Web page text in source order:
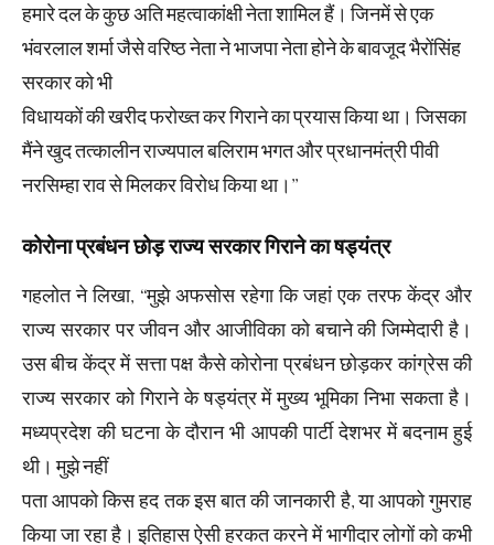
हमारे दल के कुछ अति महत्वाकांक्षी नेता शामिल हैं। जिनमें से एक
भंवरलाल शर्मा जैसे वरिष्ठ नेता ने भाजपा नेता होने के बावजूद भैरोंसिंह
सरकार को भी
विधायकों की खरीद फरोख्त कर गिराने का प्रयास किया था। जिसका
मैंने खुद तत्कालीन राज्यपाल बलिराम भगत और प्रधानमंत्री पीवी
नरसिम्हा राव से मिलकर विरोध किया था।’’
कोरोना प्रबंधन छोड़ राज्य सरकार गिराने का षड्यंत्र
गहलोत ने लिखा, ‘‘मुझे अफसोस रहेगा कि जहां एक तरफ केंद्र और
राज्य सरकार पर जीवन और आजीविका को बचाने की जिम्मेदारी है।
उस बीच केंद्र में सत्ता पक्ष कैसे कोरोना प्रबंधन छोड़कर कांग्रेस की
राज्य सरकार को गिराने के षड्यंत्र में मुख्य भूमिका निभा सकता है।
मध्यप्रदेश की घटना के दौरान भी आपकी पार्टी देशभर में बदनाम हुई
थी। मुझे नहीं
पता आपको किस हद तक इस बात की जानकारी है, या आपको गुमराह
किया जा रहा है। इतिहास ऐसी हरकत करने में भागीदार लोगों को कभी